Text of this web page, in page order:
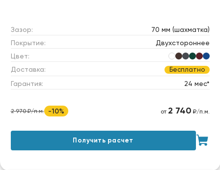
Зазор:
70 мм (шахматка)
Покрытие:
Двухстороннее
Цвет:
Доставка:
Бесплатно
Гарантия: 24 мес*
2 970 ₽/п.м. -10% от 2 740 ₽/п.м.
Получить расчет